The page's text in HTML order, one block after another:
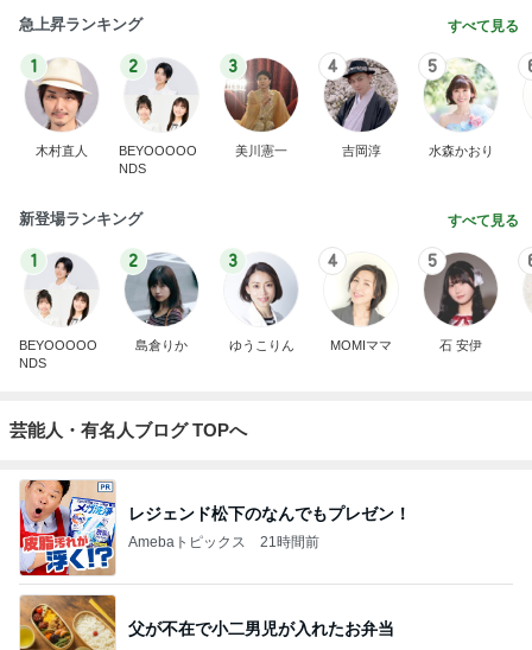
急上昇ランキング すべて見る
1
木村直人
2
BEYOOOOO
NDS
3
美川憲一
4
吉岡淳
5
水森かおり
新登場ランキング すべて見る
1
BEYOOOOO
NDS
2
島倉りか
3
ゆうこりん
4
MOMIママ
5
石 安伊
芸能人・有名人ブログ TOPへ
レジェンド松下のなんでもプレゼン！
Amebaトピックス 21時間前
父が不在で小二男児が入れたお弁当